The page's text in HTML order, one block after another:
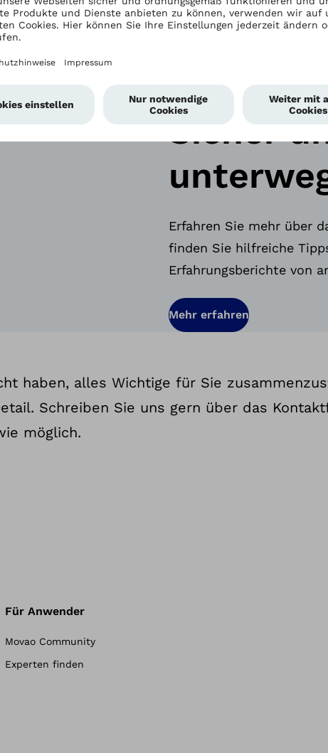
Gehhilfen
Reisen mit Prothese
Sicher
Erfahren Sie mehr über
finden Sie hilfreiche
Erfahrungsberichte von
Mehr erfahren
haben, alles Wichtige für Sie
Schreiben Sie uns gern über das
möglich.
Für Anwender
Movao Community
Experten finden